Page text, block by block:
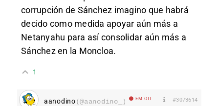
corrupción de Sánchez imagino que habrá
decido como medida apoyar aún más a
Netanyahu para así consolidar aún más a
Sánchez en la Moncloa.
1
aanodino(@aanodino_) EM Off #3073614